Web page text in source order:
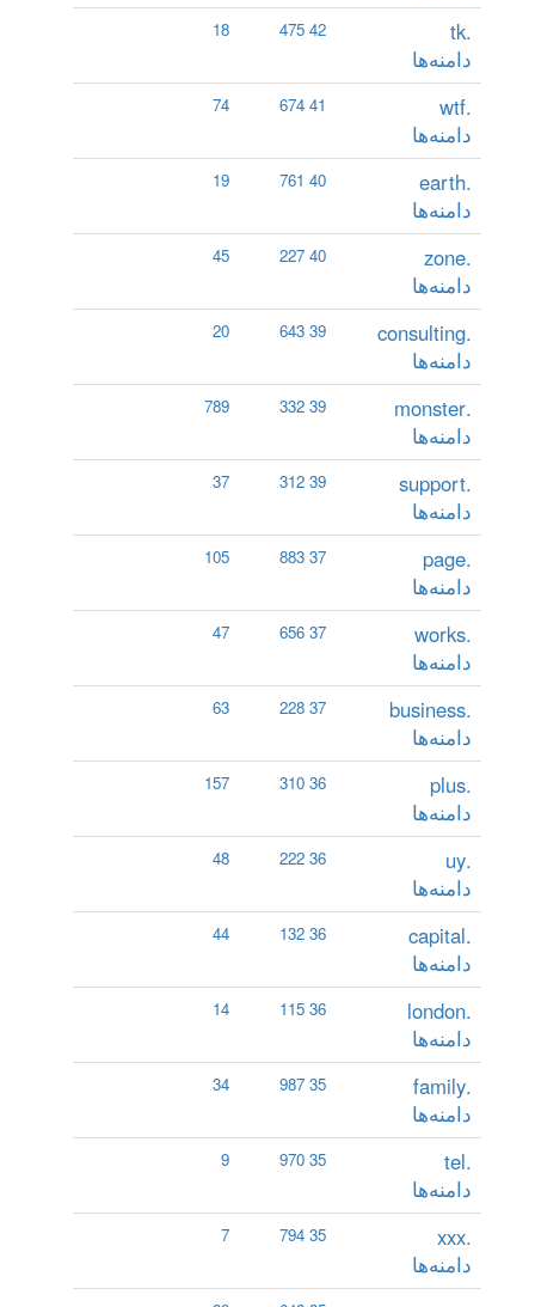
.tk
دامنه‌ها
42 475
18
.wtf
دامنه‌ها
41 674
74
.earth
دامنه‌ها
40 761
19
.zone
دامنه‌ها
40 227
45
.consulting
دامنه‌ها
39 643
20
.monster
دامنه‌ها
39 332
789
.support
دامنه‌ها
39 312
37
.page
دامنه‌ها
37 883
105
.works
دامنه‌ها
37 656
47
.business
دامنه‌ها
37 228
63
.plus
دامنه‌ها
36 310
157
.uy
دامنه‌ها
36 222
48
.capital
دامنه‌ها
36 132
44
.london
دامنه‌ها
36 115
14
.family
دامنه‌ها
35 987
34
.tel
دامنه‌ها
35 970
9
.xxx
دامنه‌ها
35 794
7